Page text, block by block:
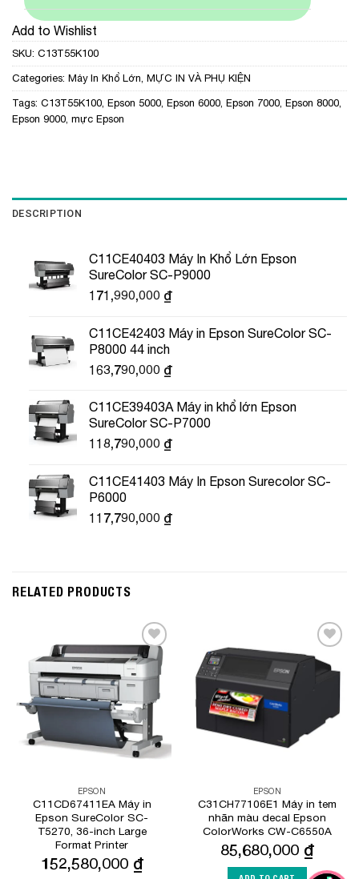
Add to Wishlist
SKU: C13T55K100
Categories: Máy In Khổ Lớn, MỰC IN VÀ PHỤ KIỆN
Tags: C13T55K100, Epson 5000, Epson 6000, Epson 7000, Epson 8000,
Epson 9000, mực Epson
DESCRIPTION
C11CE40403 Máy In Khổ Lớn Epson
SureColor SC-P9000
171,990,000 ₫
C11CE42403 Máy in Epson SureColor SC-
P8000 44 inch
163,790,000 ₫
C11CE39403A Máy in khổ lớn Epson
SureColor SC-P7000
118,790,000 ₫
C11CE41403 Máy In Epson Surecolor SC-
P6000
117,790,000 ₫
RELATED PRODUCTS
Add to
Wishlist
EPSON
C11CD67411EA Máy in
Epson SureColor SC-
T5270, 36-inch Large
Format Printer
152,580,000 ₫
Add to
Wishlist
EPSON
C31CH77106E1 Máy in tem
nhãn màu decal Epson
ColorWorks CW-C6550A
85,680,000 ₫